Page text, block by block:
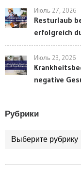
Июль 27, 2026
Resturlaub
erfolgreich
Июль 23, 2026
negative
Рубрики
Рубрики